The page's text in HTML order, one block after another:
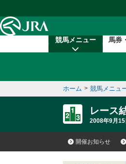
競馬メニュー 馬券
ホーム > 競馬メニュ
レース
2008年9月15
開催お知らせ